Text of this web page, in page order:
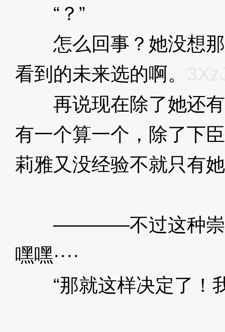
“？”
怎么回事？她没想那
看到的未来选的啊。
再说现在除了她还有
有一个算一个，除了下
莉雅又没经验不就只有
————不过这种崇拜
嘿嘿····
“那就这样决定了！